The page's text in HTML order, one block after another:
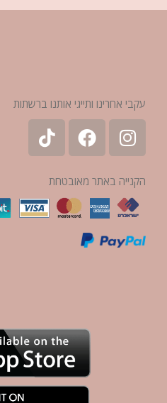
עקבי אחרינו ותייגי אותנו ברשתות
הקנייה באתר מאובטחת